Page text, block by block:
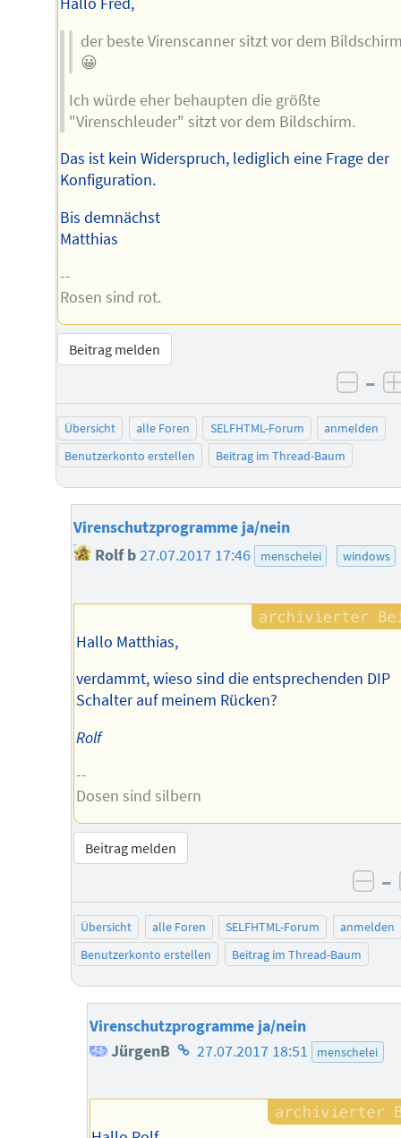
der beste Virenscanner sitzt vor dem
😀
Ich würde eher behaupten die größte
"Virenschleuder" sitzt vor dem Bildschirm.
Das ist kein Widerspruch, lediglich eine Frage der
Konfiguration.
Bis demnächst
Matthias
--
Rosen sind rot.
Beitrag melden
–
Übersicht alle Foren SELFHTML-Forum
anmelden
Benutzerkonto erstellen
Beitrag im Thread-Baum
Virenschutzprogramme ja/nein
Rolf b27.07.2017 17:46 menschelei windows
Hallo Matthias,
verdammt, wieso sind die entsprechenden DIP
Schalter auf meinem Rücken?
Rolf
--
Dosen sind silbern
Beitrag melden
–
Übersicht alle Foren SELFHTML-Forum
anmelden
Benutzerkonto erstellen
Beitrag im Thread-Baum
Virenschutzprogramme ja/nein
JürgenB Homepage
Autors
27.07.2017 18:51 menschelei